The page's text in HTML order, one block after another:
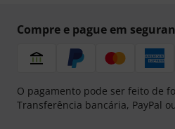
Compre e pague em
O pagamento pode ser feito de
Transferência bancária, PayPal